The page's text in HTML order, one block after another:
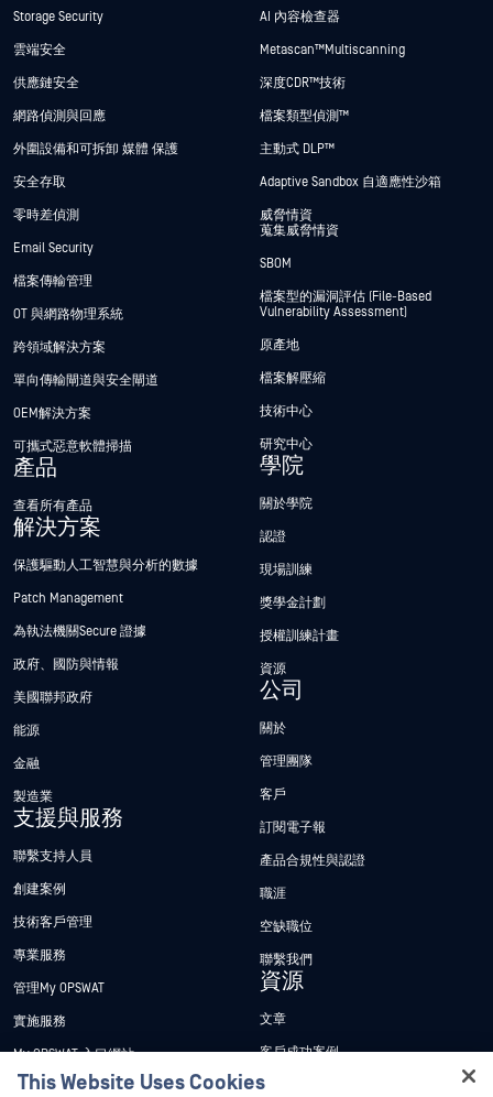
Storage Security
雲端安全
供應鏈安全
網路偵測與回應
外圍設備和可拆卸 媒體 保護
安全存取
零時差偵測
Email Security
檔案傳輸管理
OT 與網路物理系統
跨領域解決方案
單向傳輸閘道與安全閘道
OEM解決方案
可攜式惡意軟體掃描
產品
查看所有產品
解決方案
保護驅動人工智慧與分析的數據
Patch Management
為執法機關Secure 證據
政府、國防與情報
美國聯邦政府
能源
金融
製造業
支援與服務
聯繫支持人員
創建案例
技術客戶管理
專業服務
管理My OPSWAT
實施服務
My OPSWAT 入口網站
技術檔案
AI 內容檢查器
Metascan™ Multiscanning
深度CDR™技術
檔案類型偵測™
主動式 DLP™
Adaptive Sandbox 自適應性沙箱
威脅情資
蒐集威脅情資
SBOM
檔案型的漏洞評估 (File-Based
Vulnerability Assessment)
原產地
檔案解壓縮
技術中心
研究中心
學院
關於學院
認證
現場訓練
獎學金計劃
授權訓練計畫
資源
公司
關於
管理團隊
客戶
訂閱電子報
產品合規性與認證
職涯
空缺職位
聯繫我們
資源
文章
客戶成功案例
新聞稿
This Website Uses Cookies